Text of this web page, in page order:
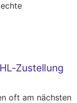
Zustellung
oft am nächsten